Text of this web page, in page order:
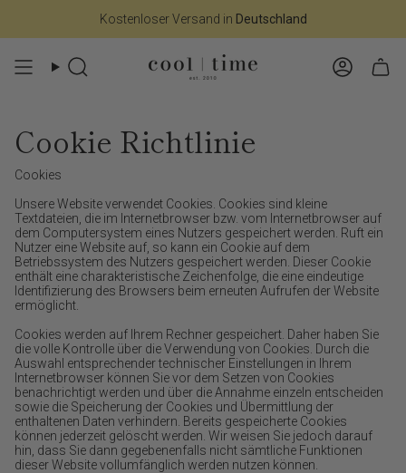
springen
Kostenloser Versand in Deutschland
Suche Konto
Cookie Richtlinie
Cookies
Unsere Website verwendet Cookies. Cookies sind kleine
Textdateien, die im Internetbrowser bzw. vom Internetbrowser auf
dem Computersystem eines Nutzers gespeichert werden. Ruft ein
Nutzer eine Website auf, so kann ein Cookie auf dem
Betriebssystem des Nutzers gespeichert werden. Dieser Cookie
enthält eine charakteristische Zeichenfolge, die eine eindeutige
Identifizierung des Browsers beim erneuten Aufrufen der Website
ermöglicht.
Cookies werden auf Ihrem Rechner gespeichert. Daher haben Sie
die volle Kontrolle über die Verwendung von Cookies. Durch die
Auswahl entsprechender technischer Einstellungen in Ihrem
Internetbrowser können Sie vor dem Setzen von Cookies
benachrichtigt werden und über die Annahme einzeln entscheiden
sowie die Speicherung der Cookies und Übermittlung der
enthaltenen Daten verhindern. Bereits gespeicherte Cookies
können jederzeit gelöscht werden. Wir weisen Sie jedoch darauf
hin, dass Sie dann gegebenenfalls nicht sämtliche Funktionen
dieser Website vollumfänglich werden nutzen können.